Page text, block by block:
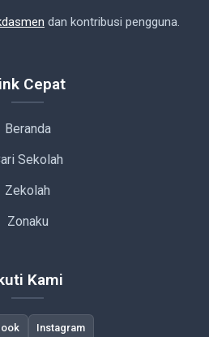
dan kontribusi pengguna.
Cepat
Beranda
Sekolah
Zekolah
Zonaku
Kami
Instagram